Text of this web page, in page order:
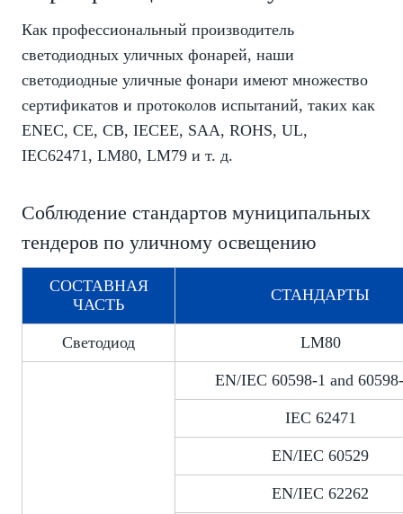
Как профессиональный производитель
светодиодных уличных фонарей, наши
светодиодные уличные фонари имеют множество
сертификатов и протоколов испытаний, таких как
ENEC, CE, CB, IECEE, SAA, ROHS, UL,
IEC62471, LM80, LM79 и т. д.
Соблюдение стандартов муниципальных
тендеров по уличному освещению
СОСТАВНАЯ
ЧАСТЬ
СТАНДАРТЫ
Светодиод LM80
EN/IEC 60598-1 and
IEC 62471
EN/IEC 60529
EN/IEC 62262